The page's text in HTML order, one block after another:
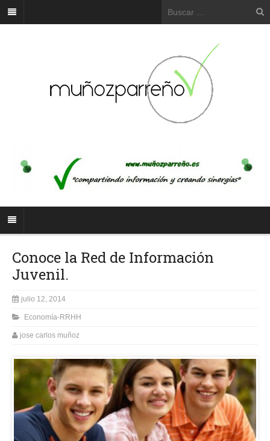
Conoce la Red de Información
Juvenil.
julio 12, 2014
Economía-RRHH
jose carlos muñoz